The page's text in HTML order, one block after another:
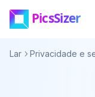
Ir para o conteúdo
Lar Privacidade e